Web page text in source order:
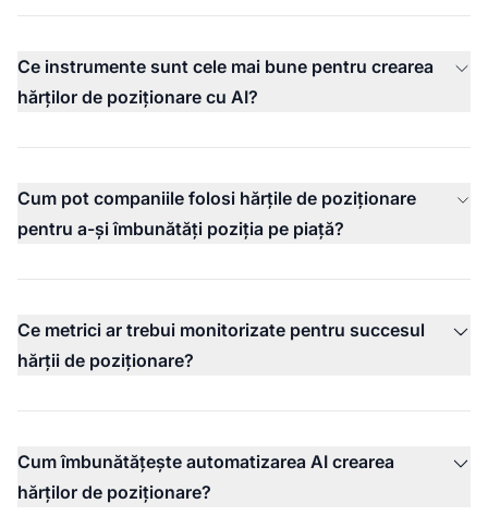
Ce instrumente sunt cele mai bune pentru crearea
hărților de poziționare cu AI?
Cum pot companiile folosi hărțile de poziționare
pentru a-și îmbunătăți poziția pe piață?
Ce metrici ar trebui monitorizate pentru succesul
hărții de poziționare?
Cum îmbunătățește automatizarea AI crearea
hărților de poziționare?